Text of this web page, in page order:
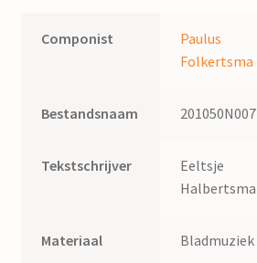
Componist
Paulus
Folkertsma
Bestandsnaam 201050N007
Tekstschrijver
Eeltsje
Halbertsma
Materiaal Bladmuziek